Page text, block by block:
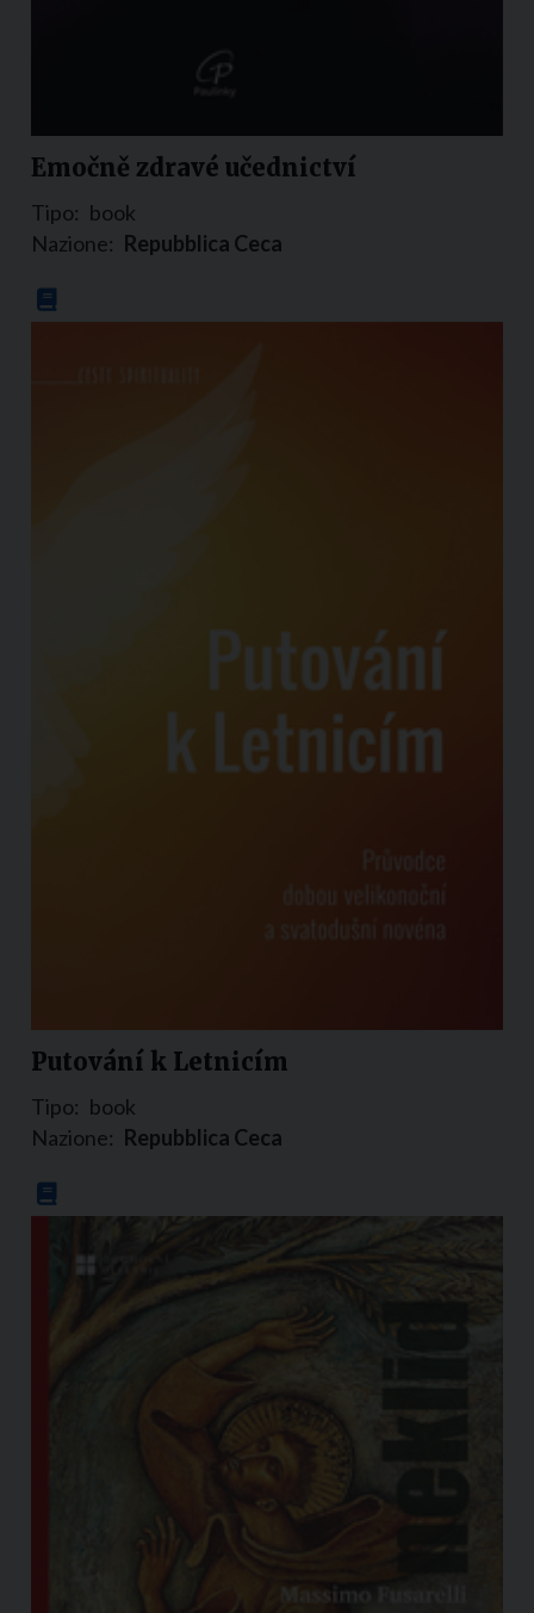
Emočně zdravé učednictví
Tipo: book
Nazione: Repubblica Ceca
Putování k Letnicím
Tipo: book
Nazione: Repubblica Ceca